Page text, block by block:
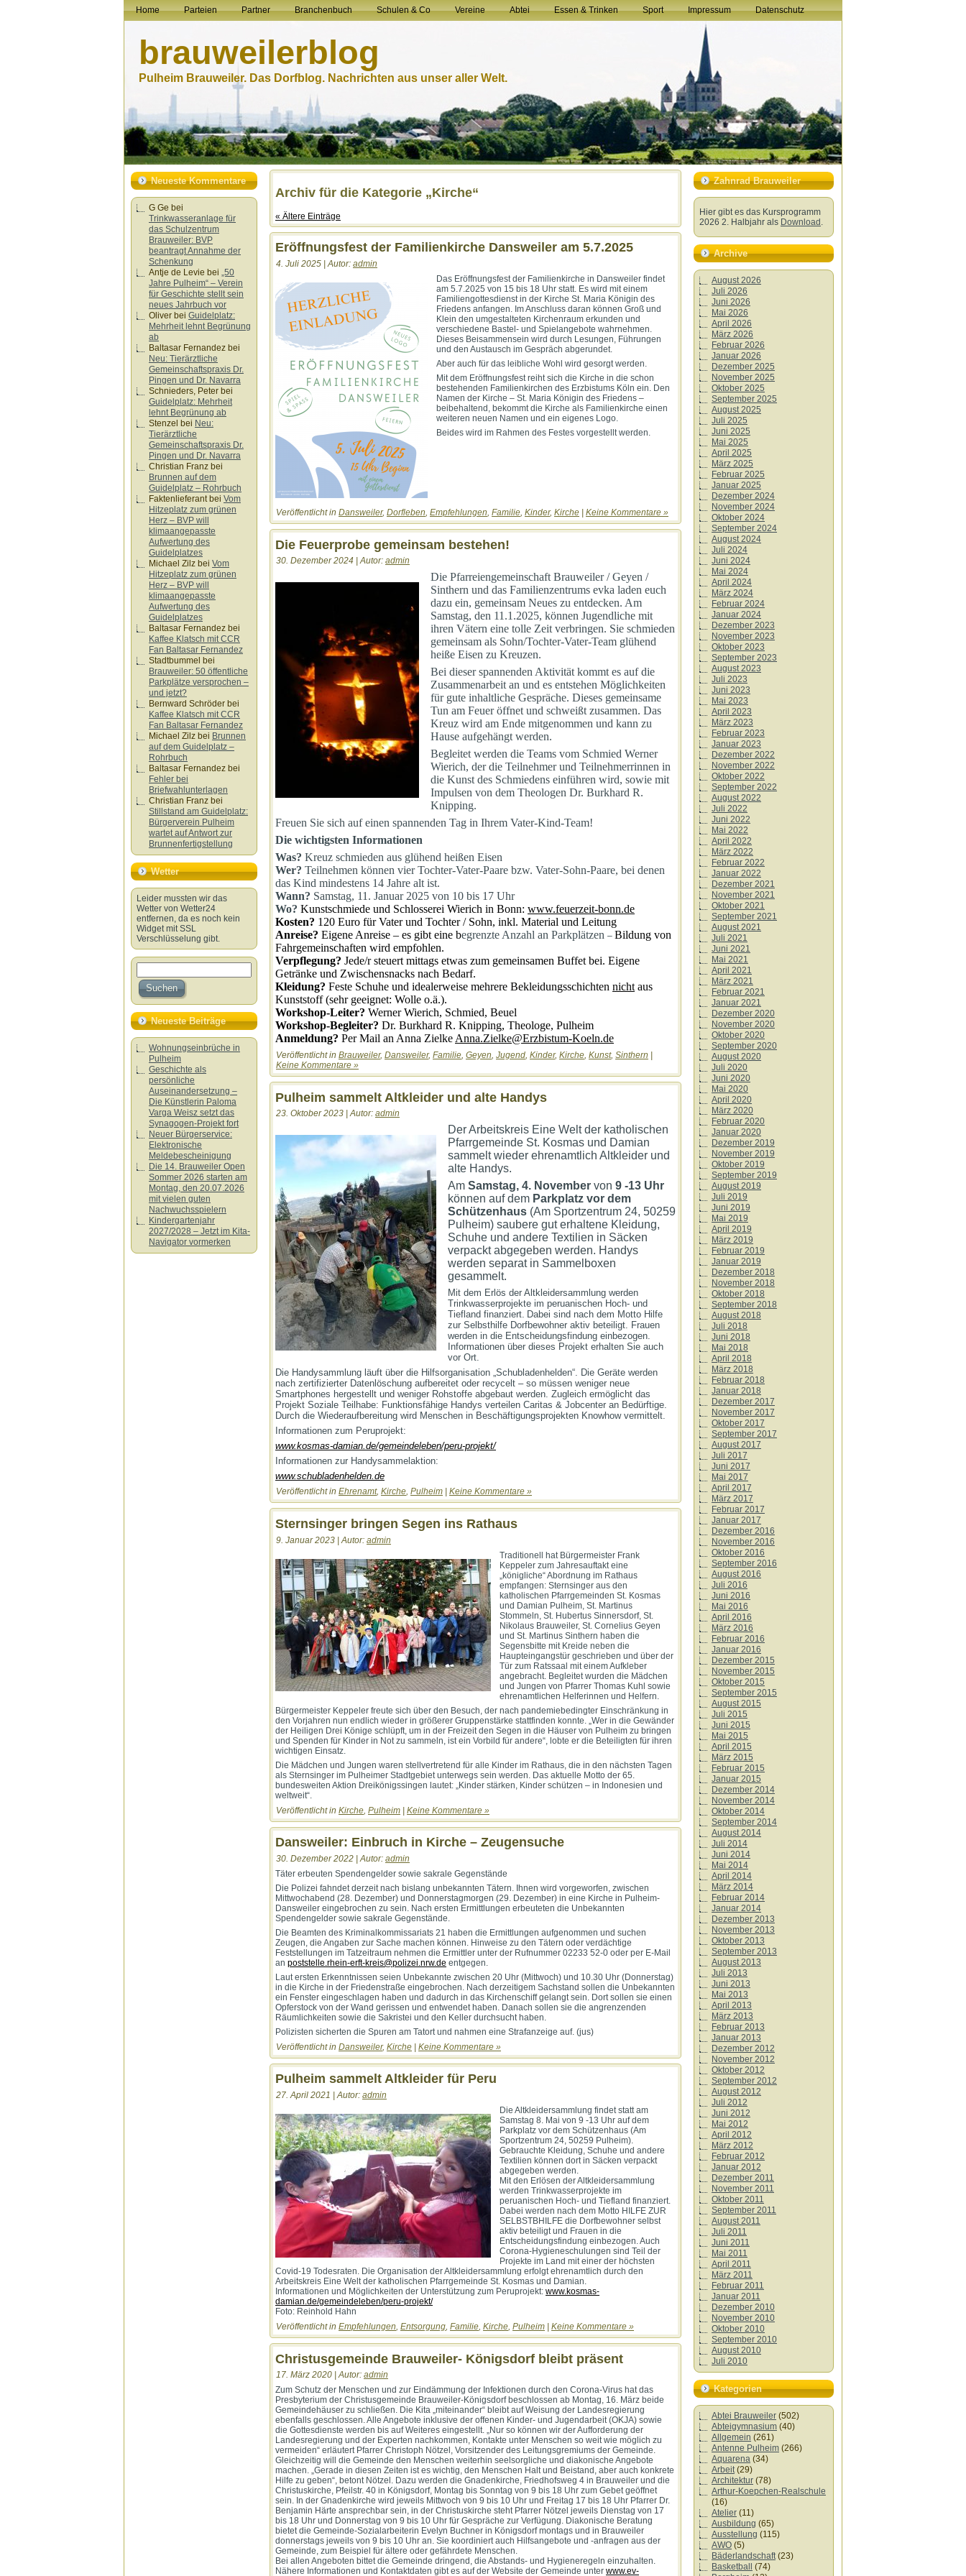
Home Parteien Partner Branchenbuch Schulen & Co Vereine Abtei Essen & Trinken Sport Impressum Datenschutz
brauweilerblog
Pulheim Brauweiler. Das Dorfblog. Nachrichten aus unser aller Welt.
Neueste Kommentare
G Ge bei
Trinkwasseranlage für
das Schulzentrum
Brauweiler: BVP
beantragt Annahme der
Schenkung
Antje de Levie bei „50
Jahre Pulheim“ – Verein
für Geschichte stellt sein
neues Jahrbuch vor
Oliver bei Guidelplatz:
Mehrheit lehnt Begrünung
ab
Baltasar Fernandez bei
Neu: Tierärztliche
Gemeinschaftspraxis Dr.
Pingen und Dr. Navarra
Schnieders, Peter bei
Guidelplatz: Mehrheit
lehnt Begrünung ab
Stenzel bei Neu:
Tierärztliche
Gemeinschaftspraxis Dr.
Pingen und Dr. Navarra
Christian Franz bei
Brunnen auf dem
Guidelplatz – Rohrbuch
Faktenlieferantbei Vom
Hitzeplatz zum grünen
Herz – BVP will
klimaangepasste
Aufwertung des
Guidelplatzes
Michael Zilz bei Vom
Hitzeplatz zum grünen
Herz – BVP will
klimaangepasste
Aufwertung des
Guidelplatzes
Baltasar Fernandez bei
Kaffee Klatsch mit CCR
Fan Baltasar Fernandez
Stadtbummel bei
Brauweiler: 50 öffentliche
Parkplätze versprochen –
und jetzt?
Bernward Schröder bei
Kaffee Klatsch mit CCR
Fan Baltasar Fernandez
Michael Zilz bei Brunnen
auf dem Guidelplatz –
Rohrbuch
Baltasar Fernandez bei
Fehler bei
Briefwahlunterlagen
Christian Franz bei
Stillstand am Guidelplatz:
Bürgerverein Pulheim
wartet auf Antwort zur
Brunnenfertigstellung
Wetter
Leider mussten wir das
Wetter von Wetter24
entfernen, da es noch kein
Widget mit SSL
Verschlüsselung gibt.
Neueste Beiträge
Wohnungseinbrüche in
Pulheim
Geschichte als
persönliche
Auseinandersetzung –
Die Künstlerin Paloma
Varga Weisz setzt das
Synagogen-Projekt fort
Neuer Bürgerservice:
Elektronische
Meldebescheinigung
Die 14. Brauweiler Open
Sommer 2026 starten am
Montag, den 20.07.2026
mit vielen guten
Nachwuchsspielern
Kindergartenjahr
2027/2028 – Jetzt im Kita-
Navigator vormerken
Archiv für die Kategorie „Kirche“
« Ältere Einträge
Eröffnungsfest der Familienkirche Dansweiler am 5.7.2025
4. Juli 2025 | Autor: admin
Das Eröffnungsfest der Familienkirche in Dansweiler findet
am 5.7.2025 von 15 bis 18 Uhr statt. Es wird mit einem
Familiengottesdienst in der Kirche St. Maria Königin des
Friedens anfangen. Im Anschluss daran können Groß und
Klein den umgestalteten Kirchenraum erkunden und
verschiedene Bastel- und Spielangebote wahrnehmen.
Dieses Beisammensein wird durch Lesungen, Führungen
und den Austausch im Gespräch abgerundet.
Aber auch für das leibliche Wohl wird gesorgt werden.
Mit dem Eröffnungsfest reiht sich die Kirche in die schon
bestehenden Familienkirchen des Erzbistums Köln ein. Den
Namen der Kirche – St. Maria Königin des Friedens –
beibehaltend, bekommt die Kirche als Familienkirche einen
weiteren neuen Namen und ein eigenes Logo.
Beides wird im Rahmen des Festes vorgestellt werden.
Veröffentlicht in Dansweiler, Dorfleben, Empfehlungen, Familie, Kinder, Kirche Keine Kommentare »
Die Feuerprobe gemeinsam bestehen!
30. Dezember 2024 | Autor: admin
Die Pfarreiengemeinschaft Brauweiler / Geyen /
Sinthern und das Familienzentrums evka laden euch
dazu ein, gemeinsam Neues zu entdecken. Am
Samstag, den 11.1.2025, können Jugendliche mit
ihren Vätern eine tolle Zeit verbringen. Sie schmieden
gemeinsam als Sohn/Tochter-Vater-Team glühend
heiße Eisen zu Kreuzen.
Bei dieser spannenden Aktivität kommt es auf die
Zusammenarbeit an und es entstehen Möglichkeiten
für gute inhaltliche Gespräche. Dieses gemeinsame
Tun am Feuer öffnet und schweißt zusammen. Das
Kreuz wird am Ende mitgenommen und kann zu
Hause aufgehängt werden.
Begleitet werden die Teams vom Schmied Werner
Wierich, der die Teilnehmer und Teilnehmerrinnen in
die Kunst des Schmiedens einführen wird, sowie mit
Impulsen von dem Theologen Dr. Burkhard R.
Knipping.
Freuen Sie sich auf einen spannenden Tag in Ihrem Vater-Kind-Team!
Die wichtigsten Informationen
Was? Kreuz schmieden aus glühend heißen Eisen
Wer? Teilnehmen können vier Tochter-Vater-Paare bzw. Vater-Sohn-Paare, bei denen
das Kind mindestens 14 Jahre alt ist.
Wann? Samstag, 11. Januar 2025 von 10 bis 17 Uhr
Wo? Kunstschmiede und Schlosserei Wierich in Bonn: www.feuerzeit-bonn.de
Kosten? 120 Euro für Vater und Tochter / Sohn, inkl. Material und Leitung
Anreise? Eigene Anreise – es gibt eine begrenzte Anzahl an Parkplätzen – Bildung von
Fahrgemeinschaften wird empfohlen.
Verpflegung? Jede/r steuert mittags etwas zum gemeinsamen Buffet bei. Eigene
Getränke und Zwischensnacks nach Bedarf.
Kleidung? Feste Schuhe und idealerweise mehrere Bekleidungsschichten nicht aus
Kunststoff (sehr geeignet: Wolle o.ä.).
Workshop-Leiter? Werner Wierich, Schmied, Beuel
Workshop-Begleiter? Dr. Burkhard R. Knipping, Theologe, Pulheim
Anmeldung? Per Mail an Anna Zielke Anna.Zielke@Erzbistum-Koeln.de
Veröffentlicht in Brauweiler, Dansweiler, Familie, Geyen, Jugend, Kinder, Kirche, Kunst, Sinthern
Keine Kommentare »
Pulheim sammelt Altkleider und alte Handys
23. Oktober 2023 | Autor: admin
Der Arbeitskreis Eine Welt der katholischen
Pfarrgemeinde St. Kosmas und Damian
sammelt wieder ehrenamtlich Altkleider und
alte Handys.
Am Samstag, 4. November von 9 -13 Uhr
können aufdem Parkplatz vor dem
Schützenhaus (Am Sportzentrum 24, 50259
Pulheim) saubere gut erhaltene Kleidung,
Schuhe und andere Textilien in Säcken
verpackt abgegeben werden. Handys
werden separat in Sammelboxen
gesammelt.
Mit dem Erlös der Altkleidersammlung werden
Trinkwasserprojekte im peruanischen Hoch- und
Tiefland finanziert. Dabei sind nach dem Motto Hilfe
zur Selbsthilfe Dorfbewohner aktiv beteiligt. Frauen
werden in die Entscheidungsfindung einbezogen.
Informationen über dieses Projekt erhalten Sie auch
vor Ort.
Die Handysammlung läuft über die Hilfsorganisation „Schubladenhelden“. Die Geräte werden
nach zertifizierter Datenlöschung aufbereitet oder recycelt – so müssen weniger neue
Smartphones hergestellt und weniger Rohstoffe abgebaut werden. Zugleich ermöglicht das
Projekt Soziale Teilhabe: Funktionsfähige Handys verteilen Caritas & Jobcenter an Bedürftige.
Durch die Wiederaufbereitung wird Menschen in Beschäftigungsprojekten Knowhow vermittelt.
Informationen zum Peruprojekt:
www.kosmas-damian.de/gemeindeleben/peru-projekt/
Informationen zur Handysammelaktion:
www.schubladenhelden.de
Veröffentlicht in Ehrenamt, Kirche, Pulheim Keine Kommentare »
Sternsinger bringen Segen ins Rathaus
9. Januar 2023 | Autor: admin
Traditionell hat Bürgermeister Frank
Keppeler zum Jahresauftakt eine
„königliche“ Abordnung im Rathaus
empfangen: Sternsinger aus den
katholischen Pfarrgemeinden St. Kosmas
und Damian Pulheim, St. Martinus
Stommeln, St. Hubertus Sinnersdorf, St.
Nikolaus Brauweiler, St. Cornelius Geyen
und St. Martinus Sinthern haben die
Segensbitte mit Kreide neben die
Haupteingangstür geschrieben und über der
Tür zum Ratssaal mit einem Aufkleber
angebracht. Begleitet wurden die Mädchen
und Jungen von Pfarrer Thomas Kuhl sowie
ehrenamtlichen Helferinnen und Helfern.
Bürgermeister Keppeler freute sich über den Besuch, der nach pandemiebedingter Einschränkung in
den Vorjahren nun endlich wieder in größerer Gruppenstärke stattfinden konnte. „Wer in die Gewänder
der Heiligen Drei Könige schlüpft, um in der Freizeit den Segen in die Häuser von Pulheim zu bringen
und Spenden für Kinder in Not zu sammeln, ist ein Vorbild für andere“, lobte er die Beteiligten für ihren
wichtigen Einsatz.
Die Mädchen und Jungen waren stellvertretend für alle Kinder im Rathaus, die in den nächsten Tagen
als Sternsinger im Pulheimer Stadtgebiet unterwegs sein werden. Das aktuelle Motto der 65.
bundesweiten Aktion Dreikönigssingen lautet: „Kinder stärken, Kinder schützen – in Indonesien und
weltweit“.
Veröffentlicht in Kirche Pulheim | Keine Kommentare »
Dansweiler: Einbruch in Kirche – Zeugensuche
30. Dezember 2022 | Autor: admin
Täter erbeuten Spendengelder sowie sakrale Gegenstände
Die Polizei fahndet derzeit nach bislang unbekannten Tätern. Ihnen wird vorgeworfen, zwischen
Mittwochabend (28. Dezember) und Donnerstagmorgen (29. Dezember) in eine Kirche in Pulheim-
Dansweiler eingebrochen zu sein. Nach ersten Ermittlungen erbeuteten die Unbekannten
Spendengelder sowie sakrale Gegenstände.
Die Beamten des Kriminalkommissariats 21 haben die Ermittlungen aufgenommen und suchen
Zeugen, die Angaben zur Sache machen können. Hinweise zu den Tätern oder verdächtige
Feststellungen im Tatzeitraum nehmen die Ermittler unter der Rufnummer 02233 52-0 oder per E-Mail
an poststelle.rhein-erft-kreis@polizei.nrw.de entgegen.
Laut ersten Erkenntnissen seien Unbekannte zwischen 20 Uhr (Mittwoch) und 10.30 Uhr (Donnerstag)
in die Kirche in der Friedenstraße eingebrochen. Nach derzeitigem Sachstand sollen die Unbekannten
ein Fenster eingeschlagen haben und dadurch in das Kirchenschiff gelangt sein. Dort sollen sie einen
Opferstock von der Wand gerissen und entwendet haben. Danach sollen sie die angrenzenden
Räumlichkeiten sowie die Sakristei und den Keller durchsucht haben.
Polizisten sicherten die Spuren am Tatort und nahmen eine Strafanzeige auf. (jus)
Veröffentlicht in Dansweiler, Kirche | Keine Kommentare »
Pulheim sammelt Altkleider für Peru
27. April 2021 | Autor: admin
Die Altkleidersammlung findet statt am
Samstag 8. Mai von 9 -13 Uhr auf dem
Parkplatz vor dem Schützenhaus (Am
Sportzentrum 24, 50259 Pulheim).
Gebrauchte Kleidung, Schuhe und andere
Textilien können dort in Säcken verpackt
abgegeben werden.
Mit den Erlösen der Altkleidersammlung
werden Trinkwasserprojekte im
peruanischen Hoch- und Tiefland finanziert.
Dabei werden nach dem Motto HILFE ZUR
SELBSTBHILFE die Dorfbewohner selbst
aktiv beteiligt und Frauen in die
Entscheidungsfindung einbezogen. Auch
Corona-Hygieneschulungen sind Teil der
Projekte im Land mit einer der höchsten
Covid-19 Todesraten. Die Organisation der Altkleidersammlung erfolgt ehrenamtlich durch den
Arbeitskreis Eine Welt der katholischen Pfarrgemeinde St. Kosmas und Damian.
Informationen und Möglichkeiten der Unterstützung zum Peruprojekt: www.kosmas-
damian.de/gemeindeleben/peru-projekt/
Foto: Reinhold Hahn
Veröffentlicht in Empfehlungen, Entsorgung, Familie, Kirche, Pulheim Keine Kommentare »
Christusgemeinde Brauweiler- Königsdorf bleibt präsent
17. März 2020 | Autor: admin
Zum Schutz der Menschen und zur Eindämmung der Infektionen durch den Corona-Virus hat das
Presbyterium der Christusgemeinde Brauweiler-Königsdorf beschlossen ab Montag, 16. März beide
Gemeindehäuser zu schließen. Die Kita „miteinander“ bleibt auf Weisung der Landesregierung
ebenfalls geschlossen. Alle Angebote inklusive der offenen Kinder- und Jugendarbeit (OKJA) sowie
die Gottesdienste werden bis auf Weiteres eingestellt. „Nur so können wir der Aufforderung der
Landesregierung und der Experten nachkommen, Kontakte unter Menschen so weit wie möglich zu
vermeiden“ erläutert Pfarrer Christoph Nötzel, Vorsitzender des Leitungsgremiums der Gemeinde.
Gleichzeitig will die Gemeinde den Menschen weiterhin seelsorgliche und diakonische Angebote
machen. „Gerade in diesen Zeiten ist es wichtig, den Menschen Halt und Beistand, aber auch konkrete
Hilfe zu geben“, betont Nötzel. Dazu werden die Gnadenkirche, Friedhofsweg 4 in Brauweiler und die
Christuskirche, Pfeilstr. 40 in Königsdorf, Montag bis Sonntag von 9 bis 18 Uhr zum Gebet geöffnet
sein. In der Gnadenkirche wird jeweils Mittwoch von 9 bis 10 Uhr und Freitag 17 bis 18 Uhr Pfarrer Dr.
Benjamin Härte ansprechbar sein, in der Christuskirche steht Pfarrer Nötzel jeweils Dienstag von 17
bis 18 Uhr und Donnerstag von 9 bis 10 Uhr für Gespräche zur Verfügung. Diakonische Beratung
bietet die Gemeinde-Sozialarbeiterin Evelyn Buchner in Königsdorf montags und in Brauweiler
donnerstags jeweils von 9 bis 10 Uhr an. Sie koordiniert auch Hilfsangebote und -anfragen aus der
Gemeinde, zum Beispiel für ältere oder gefährdete Menschen.
Bei allen Angeboten bittet die Gemeinde dringend, die Abstands- und Hygieneregeln einzuhalten.
Nähere Informationen und Kontaktdaten gibt es auf der Website der Gemeinde unter www.ev-
Zahnrad Brauweiler
Hier gibt es das Kursprogramm
2026 2. Halbjahr als Download .
Archive
August 2026
Juli 2026
Juni 2026
Mai 2026
April 2026
März 2026
Februar 2026
Januar 2026
Dezember 2025
November 2025
Oktober 2025
September 2025
August 2025
Juli 2025
Juni 2025
Mai 2025
April 2025
März 2025
Februar 2025
Januar 2025
Dezember 2024
November 2024
Oktober 2024
September 2024
August 2024
Juli 2024
Juni 2024
Mai 2024
April 2024
März 2024
Februar 2024
Januar 2024
Dezember 2023
November 2023
Oktober 2023
September 2023
August 2023
Juli 2023
Juni 2023
Mai 2023
April 2023
März 2023
Februar 2023
Januar 2023
Dezember 2022
November 2022
Oktober 2022
September 2022
August 2022
Juli 2022
Juni 2022
Mai 2022
April 2022
März 2022
Februar 2022
Januar 2022
Dezember 2021
November 2021
Oktober 2021
September 2021
August 2021
Juli 2021
Juni 2021
Mai 2021
April 2021
März 2021
Februar 2021
Januar 2021
Dezember 2020
November 2020
Oktober 2020
September 2020
August 2020
Juli 2020
Juni 2020
Mai 2020
April 2020
März 2020
Februar 2020
Januar 2020
Dezember 2019
November 2019
Oktober 2019
September 2019
August 2019
Juli 2019
Juni 2019
Mai 2019
April 2019
März 2019
Februar 2019
Januar 2019
Dezember 2018
November 2018
Oktober 2018
September 2018
August 2018
Juli 2018
Juni 2018
Mai 2018
April 2018
März 2018
Februar 2018
Januar 2018
Dezember 2017
November 2017
Oktober 2017
September 2017
August 2017
Juli 2017
Juni 2017
Mai 2017
April 2017
März 2017
Februar 2017
Januar 2017
Dezember 2016
November 2016
Oktober 2016
September 2016
August 2016
Juli 2016
Juni 2016
Mai 2016
April 2016
März 2016
Februar 2016
Januar 2016
Dezember 2015
November 2015
Oktober 2015
September 2015
August 2015
Juli 2015
Juni 2015
Mai 2015
April 2015
März 2015
Februar 2015
Januar 2015
Dezember 2014
November 2014
Oktober 2014
September 2014
August 2014
Juli 2014
Juni 2014
Mai 2014
April 2014
März 2014
Februar 2014
Januar 2014
Dezember 2013
November 2013
Oktober 2013
September 2013
August 2013
Juli 2013
Juni 2013
Mai 2013
April 2013
März 2013
Februar 2013
Januar 2013
Dezember 2012
November 2012
Oktober 2012
September 2012
August 2012
Juli 2012
Juni 2012
Mai 2012
April 2012
März 2012
Februar 2012
Januar 2012
Dezember 2011
November 2011
Oktober 2011
September 2011
August 2011
Juli 2011
Juni 2011
Mai 2011
April 2011
März 2011
Februar 2011
Januar 2011
Dezember 2010
November 2010
Oktober 2010
September 2010
August 2010
Juli 2010
Kategorien
Abtei Brauweiler (502)
Abteigymnasium (40)
Allgemein (261)
Antenne Pulheim (266)
Aquarena (34)
Arbeit(29)
Architektur (78)
Arthur-Koepchen-Realschule
(16)
Atelier (11)
Ausbildung (65)
Ausstellung (115)
AWO (5)
Bäderlandschaft(23)
Basketball
(74)